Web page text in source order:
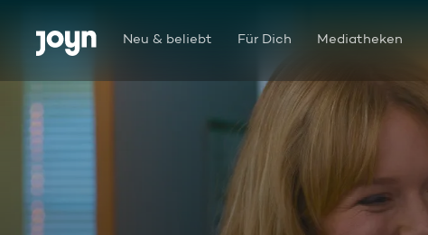
Zum Inhalt springen
Barrierefrei Neu & beliebt Für Dich Mediatheken